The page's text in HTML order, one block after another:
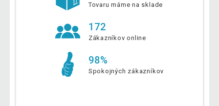
Tovaru máme na sklade
172
Zákazníkov online
98%
Spokojných zákazníkov